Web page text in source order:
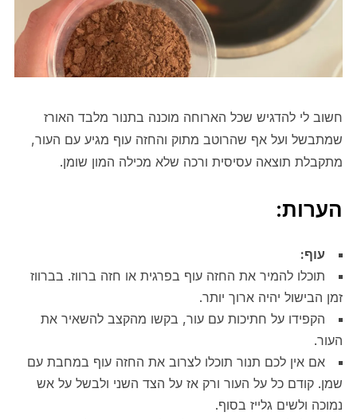
חשוב לי להדגיש שכל הארוחה מוכנה בתנור מלבד האורז
שמתבשל ועל אף שהרוטב מתוק והחזה עוף מגיע עם העור,
מתקבלת תוצאה עסיסית ורכה שלא מכילה המון שומן.
הערות:
עוף:
תוכלו להמיר את החזה עוף בפרגית או חזה ברווז. בברווז
זמן הבישול יהיה ארוך יותר.
הקפידו על חתיכות עם עור, בקשו מהקצב להשאיר את
העור.
אם אין לכם תנור תוכלו לצרוב את החזה עוף במחבת עם
שמן. קודם כל על העור ורק אז על הצד השני ולבשל על אש
נמוכה ולשים גלייז בסוף.